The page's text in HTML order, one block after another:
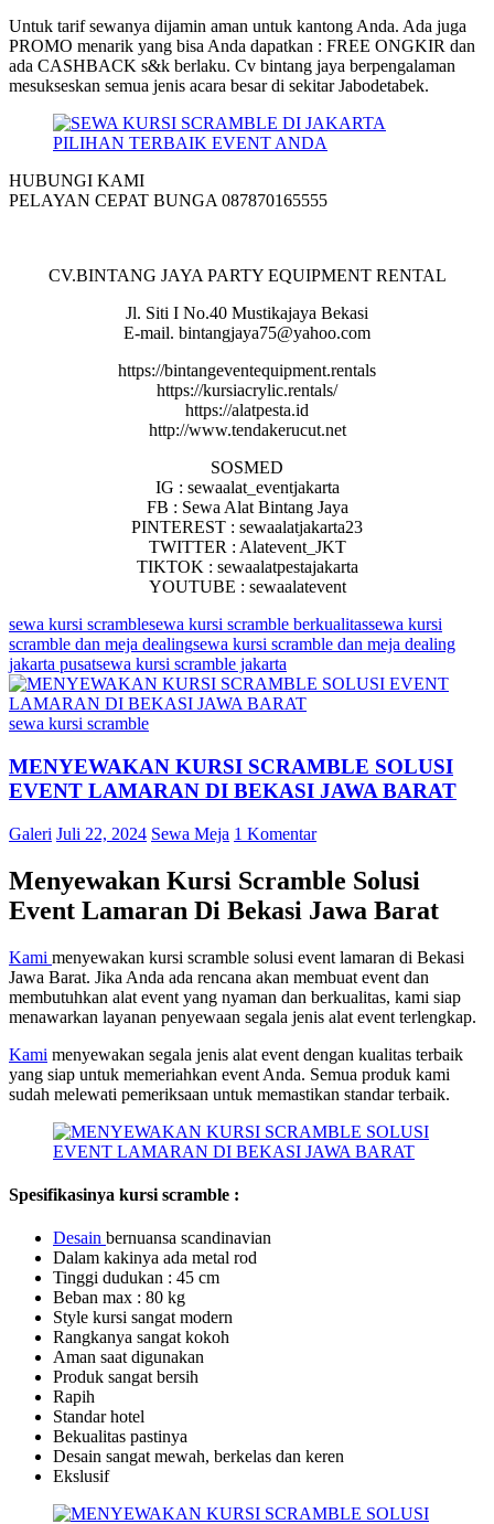
Untuk tarif sewanya dijamin aman untuk kantong Anda. Ada juga
PROMO menarik yang bisa Anda dapatkan : FREE ONGKIR dan
ada CASHBACK s&k berlaku. Cv bintang jaya berpengalaman
mesukseskan semua jenis acara besar di sekitar Jabodetabek.
HUBUNGI KAMI
PELAYAN CEPAT BUNGA 087870165555
CV.BINTANG JAYA PARTY EQUIPMENT RENTAL
Jl. Siti I No.40 Mustikajaya Bekasi
E-mail. bintangjaya75@yahoo.com
https://bintangeventequipment.rentals
https://kursiacrylic.rentals/
https://alatpesta.id
http://www.tendakerucut.net
SOSMED
IG : sewaalat_eventjakarta
FB : Sewa Alat Bintang Jaya
PINTEREST : sewaalatjakarta23
TWITTER : Alatevent_JKT
TIKTOK : sewaalatpestajakarta
YOUTUBE : sewaalatevent
sewa kursi scramblesewa kursi scramble berkualitassewa kursi
scramble dan meja dealingsewa kursi scramble dan meja dealing
jakarta pusatsewa kursi scramble jakarta
sewa kursi scramble
MENYEWAKAN KURSI SCRAMBLE SOLUSI
EVENT LAMARAN DI BEKASI JAWA BARAT
Galeri Juli 22, 2024 Sewa Meja 1 Komentar
Menyewakan Kursi Scramble Solusi
Event Lamaran Di Bekasi Jawa Barat
Kami menyewakan kursi scramble solusi event lamaran di Bekasi
Jawa Barat. Jika Anda ada rencana akan membuat event dan
membutuhkan alat event yang nyaman dan berkualitas, kami siap
menawarkan layanan penyewaan segala jenis alat event terlengkap.
Kami menyewakan segala jenis alat event dengan kualitas terbaik
yang siap untuk memeriahkan event Anda. Semua produk kami
sudah melewati pemeriksaan untuk memastikan standar terbaik.
Spesifikasinya kursi scramble :
Desain bernuansa scandinavian
Dalam kakinya ada metal rod
Tinggi dudukan : 45 cm
Beban max : 80 kg
Style kursi sangat modern
Rangkanya sangat kokoh
Aman saat digunakan
Produk sangat bersih
Rapih
Standar hotel
Bekualitas pastinya
Desain sangat mewah, berkelas dan keren
Ekslusif